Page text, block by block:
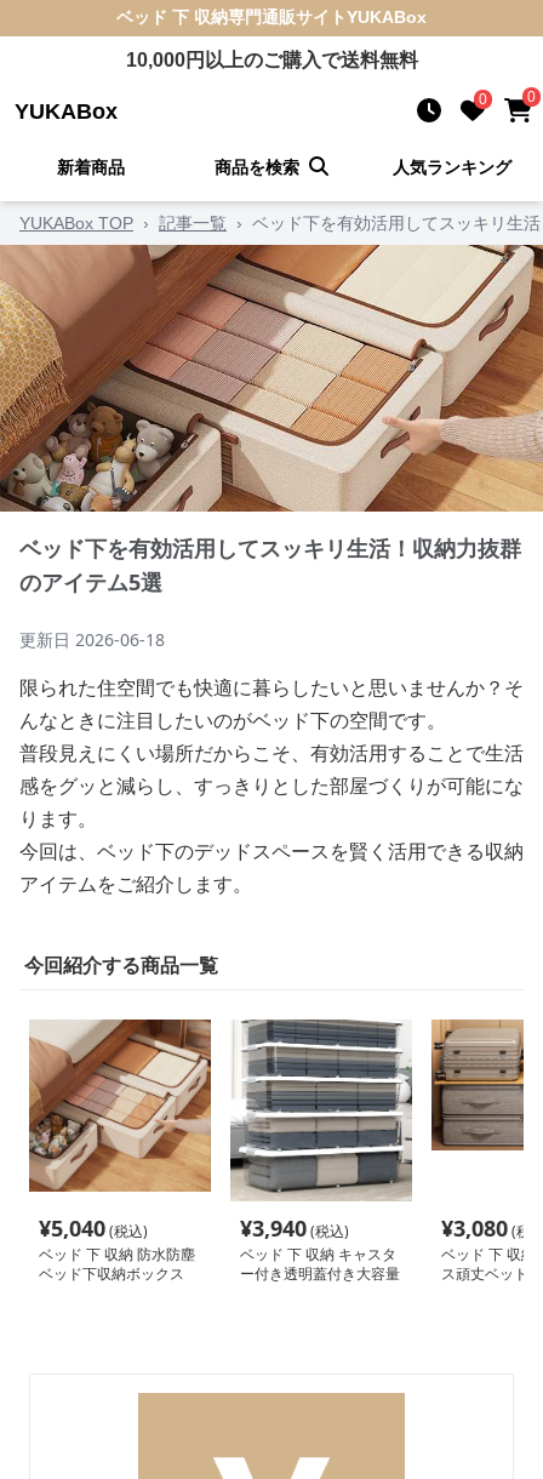
ベッド 下 収納専門通販サイトYUKABox
10,000円以上のご購入で送料無料
YUKABox 0 0
新着商品 商品を検索 人気ランキング
YUKABox TOP › 記事一覧 › ベッド下を有効活用してスッキリ生
ベッド下を有効活用してスッキリ生活！収納力抜群
のアイテム5選
更新日 2026-06-18
限られた住空間でも快適に暮らしたいと思いませんか？そ
んなときに注目したいのがベッド下の空間です。
普段見えにくい場所だからこそ、有効活用することで生活
感をグッと減らし、すっきりとした部屋づくりが可能にな
ります。
今回は、ベッド下のデッドスペースを賢く活用できる収納
アイテムをご紹介します。
今回紹介する商品一覧
¥5,040(税込)
ベッド 下 収納 防水防塵
ベッド下収納ボックス
¥3,940(税込)
ベッド 下 収納 キャスタ
ー付き透明蓋付き大容量
¥3,080(税
ベッド 下 収納
ス頑丈ベッド